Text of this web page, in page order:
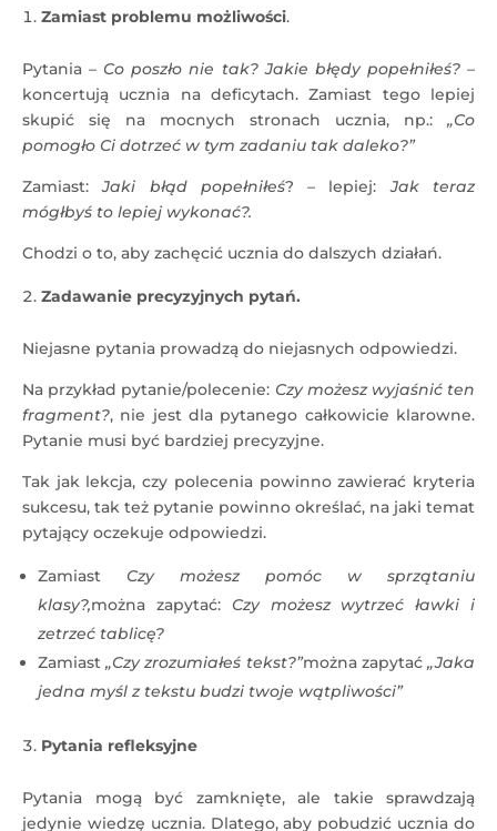
Zamiast problemu możliwości.
Pytania – Co poszło nie tak? Jakie błędy popełniłeś?–
koncertują ucznia na deficytach. Zamiast tego lepiej
skupić się na mocnych stronach ucznia, np.: „Co
pomogło Ci dotrzeć w tym zadaniu tak daleko?”
Zamiast:Jaki błąd popełniłeś? – lepiej:Jak teraz
mógłbyś to lepiej wykonać?.
Chodzi o to, aby zachęcić ucznia do dalszych działań.
Zadawanie precyzyjnych pytań.
Niejasne pytania prowadzą do niejasnych odpowiedzi.
Na przykład pytanie/polecenie: Czy możesz wyjaśnić ten
fragment?, nie jest dla pytanego całkowicie klarowne.
Pytanie musi być bardziej precyzyjne.
Tak jak lekcja, czy polecenia powinno zawierać kryteria
sukcesu, tak też pytanie powinno określać, na jaki temat
pytający oczekuje odpowiedzi.
Zamiast Czy możesz pomóc w sprzątaniu
klasy?,można zapytać: Czy możesz wytrzeć ławki i
zetrzeć tablicę?
Zamiast„Czy zrozumiałeś tekst?”można zapytać„Jaka
jedna myśl z tekstu budzi twoje wątpliwości”
Pytania refleksyjne
Pytania mogą być zamknięte, ale takie sprawdzają
jedynie wiedzę ucznia. Dlatego, aby pobudzić ucznia do